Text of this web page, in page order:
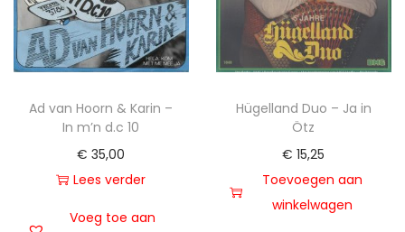
Ad van Hoorn & Karin –
In m’n d.c 10
€ 35,00
Lees verder
Voeg toe aan
Hügelland Duo – Ja in
Ötz
€ 15,25
Toevoegen aan
winkelwagen